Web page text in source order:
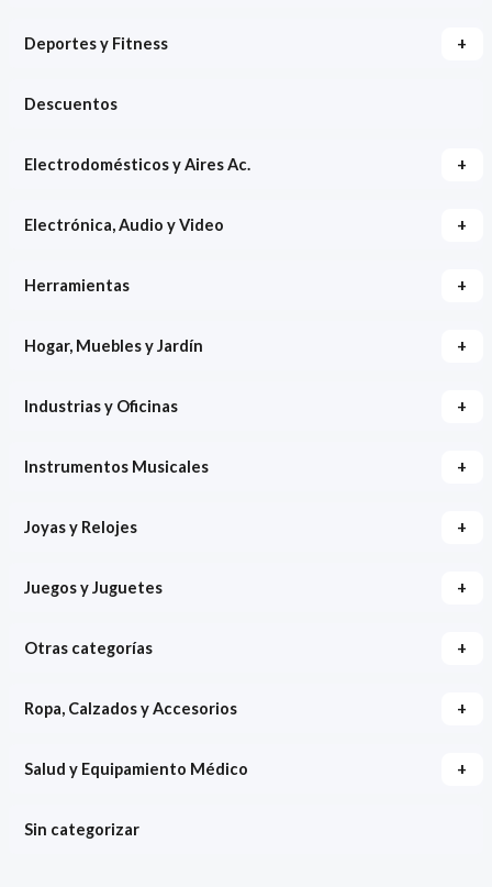
Deportes y Fitness +
Descuentos
Electrodomésticos y Aires Ac. +
Electrónica, Audio y Video +
Herramientas +
Hogar, Muebles y Jardín +
Industrias y Oficinas +
Instrumentos Musicales +
Joyas y Relojes +
Juegos y Juguetes +
Otras categorías +
Ropa, Calzados y Accesorios +
Salud y Equipamiento Médico +
Sin categorizar